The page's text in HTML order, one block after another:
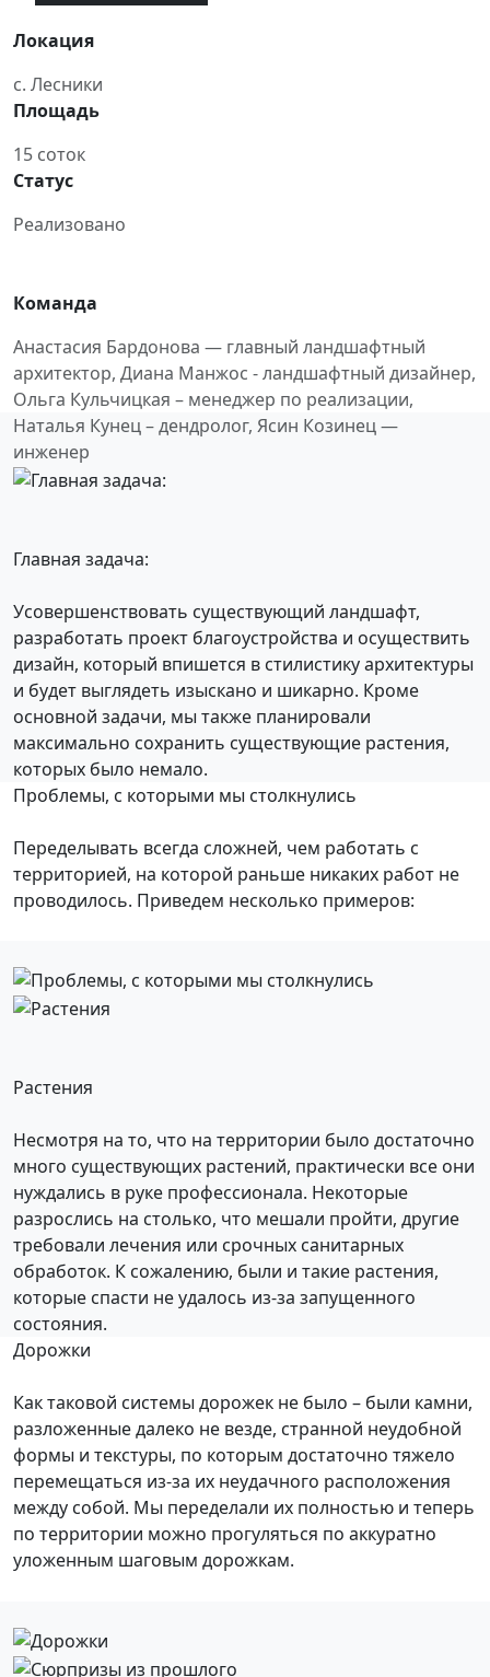
Локация
с. Лесники
Площадь
15 соток
Статус
Реализовано
Команда
Анастасия Бардонова — главный ландшафтный
архитектор, Диана Манжос - ландшафтный дизайнер,
Ольга Кульчицкая – менеджер по реализации,
Наталья Кунец – дендролог, Ясин Козинец —
инженер
Главная задача:
Усовершенствовать существующий ландшафт,
разработать проект благоустройства и осуществить
дизайн, который впишется в стилистику архитектуры
и будет выглядеть изыскано и шикарно. Кроме
основной задачи, мы также планировали
максимально сохранить существующие растения,
которых было немало.
Проблемы, с которыми мы столкнулись
Переделывать всегда сложней, чем работать с
территорией, на которой раньше никаких работ не
проводилось. Приведем несколько примеров:
Растения
Несмотря на то, что на территории было достаточно
много существующих растений, практически все они
нуждались в руке профессионала. Некоторые
разрослись на столько, что мешали пройти, другие
требовали лечения или срочных санитарных
обработок. К сожалению, были и такие растения,
которые спасти не удалось из-за запущенного
состояния.
Дорожки
Как таковой системы дорожек не было – были камни,
разложенные далеко не везде, странной неудобной
формы и текстуры, по которым достаточно тяжело
перемещаться из-за их неудачного расположения
между собой. Мы переделали их полностью и теперь
по территории можно прогуляться по аккуратно
уложенным шаговым дорожкам.